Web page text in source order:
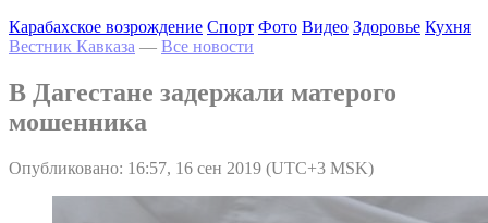
Карабахское возрождение Спорт Фото Видео Здоровье Кухня
Вестник Кавказа — Все новости
В Дагестане задержали матерого
мошенника
Опубликовано: 16:57, 16 сен 2019 (UTC+3 MSK)